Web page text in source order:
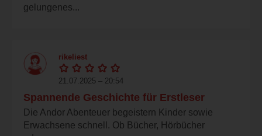
gelungenes...
rikeliest
21.07.2025 – 20:54
Spannende Geschichte für Erstleser
Die Andor Abenteuer begeistern Kinder sowie
Erwachsene schnell. Ob Bücher, Hörbücher